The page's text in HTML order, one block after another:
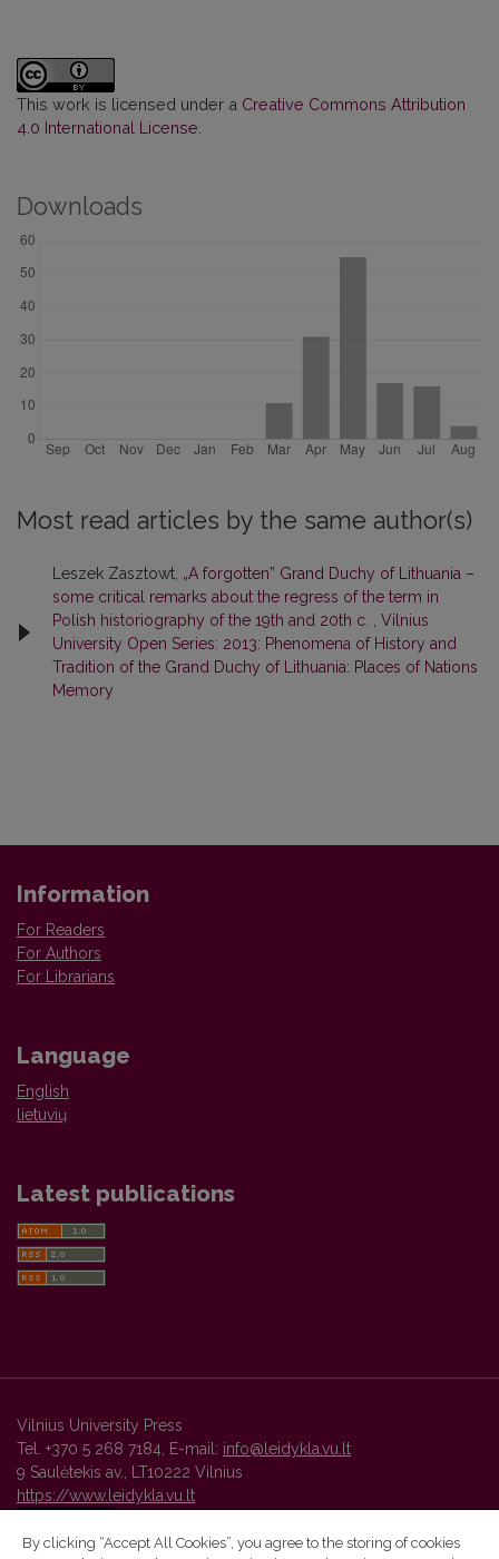
This work is licensed under a Creative Commons Attribution
4.0 International License
Downloads
Most read articles by the same author(s)
Leszek Zasztowt, „A forgotten” Grand Duchy of Lithuania –
some critical remarks about the regress of the term in
Polish historiography of the 19th and 20th c. , Vilnius
University Open Series: 2013: Phenomena of History and
Tradition of the Grand Duchy of Lithuania: Places of Nations
Memory
Information
For Readers
For Authors
For Librarians
Language
English
lietuvių
Latest publications
Vilnius University Press
Tel. +370 5 268 7184, E-mail: info@leidykla.vu.lt
9 Saulėtekis av., LT10222 Vilnius
https://www.leidykla.vu.lt
By clicking “Accept All Cookies”, you agree to the storing of cookies